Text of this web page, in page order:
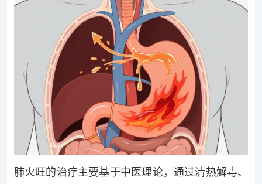
肺火旺的治疗主要基于中医理论，通过清热解毒、